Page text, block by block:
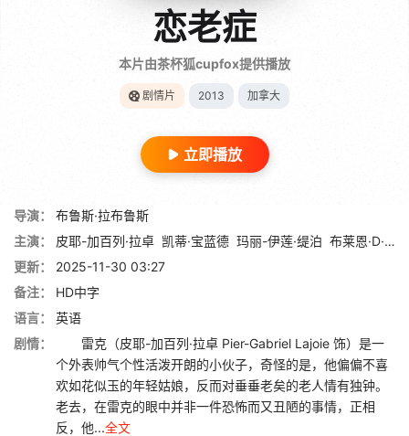
恋老症
本片由茶杯狐cupfox提供播放
剧情片 2013 加拿大
立即播放
导演：
布鲁斯·拉布鲁斯
主演：
皮耶-加百列·拉卓 凯蒂·宝蓝德 玛丽-伊莲·缇泊 布莱恩·D·怀特
更新：
2025-11-30 03:27
备注：
HD中字
语言：
英语
剧情：
雷克（皮耶-加百列·拉卓 Pier-Gabriel Lajoie 饰）是一
个外表帅气个性活泼开朗的小伙子，奇怪的是，他偏偏不喜
欢如花似玉的年轻姑娘，反而对垂垂老矣的老人情有独钟。
老去，在雷克的眼中并非一件恐怖而又丑陋的事情，正相
反，他...全文